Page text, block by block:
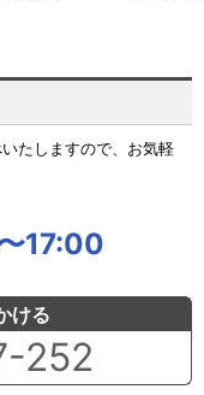
たしますので、お気軽
17:00
ける
252